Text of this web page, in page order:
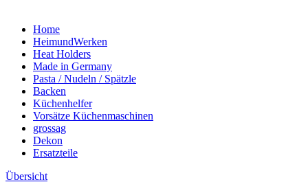
Home
HeimundWerken
Heat Holders
Made in Germany
Pasta / Nudeln / Spätzle
Backen
Küchenhelfer
Vorsätze Küchenmaschinen
grossag
Dekon
Ersatzteile
Übersicht